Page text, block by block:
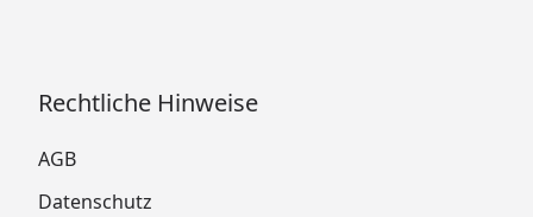
Rechtliche Hinweise
AGB
Datenschutz